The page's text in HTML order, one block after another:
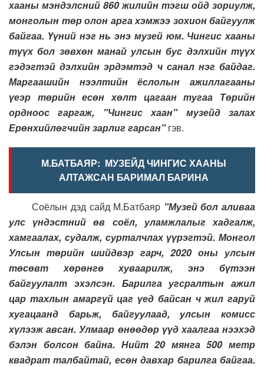
хааны мэндэлсний 860 жилийн тэгш ойд зориулж,
монголын төр олон арга хэмжээ зохион байгуулж
байгаа. Үүний нэг нь энэ музей юм. Чингис хааны
түүх бол зөвхөн манай улсын бус дэлхийн түүх
гэдэгтэй дэлхийн эрдэмтэд ч санал нэг байдаг.
Маргаашийн нээлтийн ёслолын ажиллагааны
үеэр төрийн есөн хөлт цагаан тугаа Төрийн
ордноос гаргаж, "Чингис хаан" музейд залах
Ерөнхийлөгчийн зарлиг гарсан"гэв.
М.БАТБАЯР: МУЗЕЙД ЧИНГИС ХААНЫ
АЛТАЖСАН БАРИМАЛ БАРИНА
Соёлын дэд сайд М.Батбаяр "Музей бол аливаа
улс үндэстний өв соёл, уламжлалыг хадгалж,
хамгаалах, судалж, сурталчлах үүрэгтэй. Монгол
Улсын төрийн шийдвэр гарч, 2020 оны улсын
төсөвт хөрөнгө хуваарилж, энэ бүтээн
байгуулалт эхэлсэн. Барилга угсралтын ажил
цар тахлын амаргүй цаг үед байсан ч жил гаруй
хугацаанд барьж, байгуулаад, улсын комисс
хүлээж авсан. Улмаар өнөөдөр үүд хаалгаа нээхэд
бэлэн болсон байна. Нийт 20 мянга 500 метр
квадрат талбайтай, есөн давхар барилга байгаа.